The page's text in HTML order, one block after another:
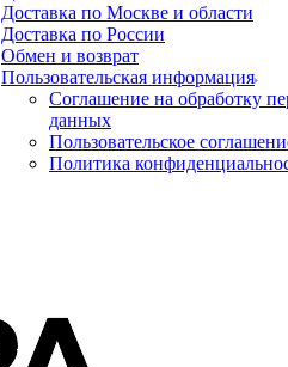
Доставка по Москве и области
Доставка по России
Обмен и возврат
Пользовательская информация
Соглашение на обработку
данных
Пользовательское
Политика